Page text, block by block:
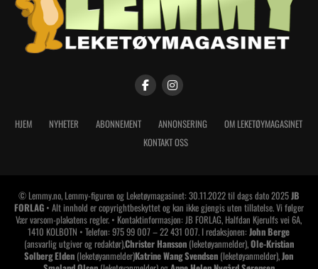
HJEM NYHETER ABONNEMENT ANNONSERING
OM LEKETØYMAGASINET
KONTAKT OSS
© Lemmy.no, Lemmy-figuren og Leketøymagasinet: 30.11.2022 til dags dato 2025JB
FORLAG• Alt innhold er copyrightbeskyttet og kan ikke gjengis uten tillatelse. Vi følger
Vær varsom-plakatens regler. • Kontaktinformasjon: JB FORLAG, Halfdan Kjerulfs vei 6A,
1410 KOLBOTN • Telefon: 975 99 007 – 22 431 007. I redaksjonen:John Berge
(ansvarlig utgiver og redaktør),Christer Hansson(leketøyanmelder),Ole-Kristian
Solberg Elden (leketøyanmelder)Katrine Wang Svendsen (leketøyanmelder),Jon